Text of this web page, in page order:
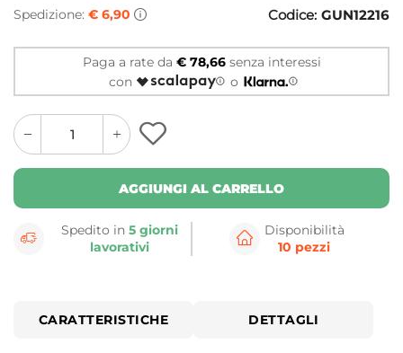
Spedizione: € 6,90 Codice: GUN12216
Paga a rate da € 78,66senza interessi
con
o
quantity
button
quantity
minus
button
AGGIUNGI AL CARRELLO
Spedito in5 giorni
lavorativi
Disponibilità
10 pezzi
CARATTERISTICHE DETTAGLI